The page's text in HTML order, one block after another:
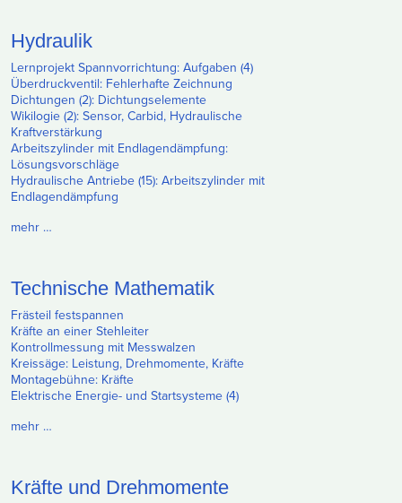
Hydraulik
Lernprojekt Spannvorrichtung: Aufgaben (4)
Überdruckventil: Fehlerhafte Zeichnung
Dichtungen (2): Dichtungselemente
Wikilogie (2): Sensor, Carbid, Hydraulische
Kraftverstärkung
Arbeitszylinder mit Endlagendämpfung:
Lösungsvorschläge
Hydraulische Antriebe (15): Arbeitszylinder mit
Endlagendämpfung
mehr …
Technische Mathematik
Frästeil festspannen
Kräfte an einer Stehleiter
Kontrollmessung mit Messwalzen
Kreissäge: Leistung, Drehmomente, Kräfte
Montagebühne: Kräfte
Elektrische Energie- und Startsysteme (4)
mehr …
Kräfte und Drehmomente